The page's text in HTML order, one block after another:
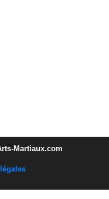
Martiaux.com